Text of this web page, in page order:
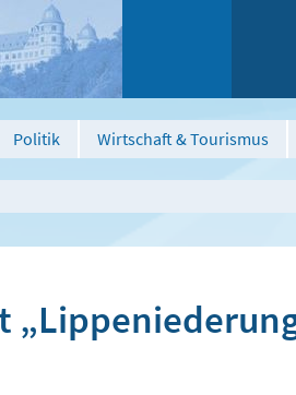
Politik Wirtschaft & Tourismus